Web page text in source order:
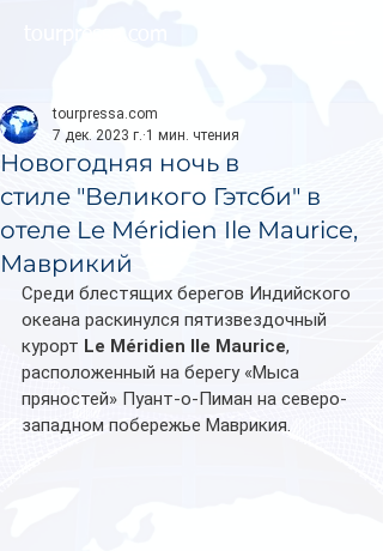
Новогодняя ночь в
стиле "Великого Гэтсби" в
отеле Le Méridien Ile Maurice,
Маврикий
tourpressa.com
7 дек. 2023 г. 1 мин. чтения
Среди блестящих берегов Индийского
океана раскинулся пятизвездочный
курорт Le Méridien Ile Maurice,
расположенный на берегу «Мыса
пряностей» Пуант-о-Пиман на северо-
западном побережье Маврикия.